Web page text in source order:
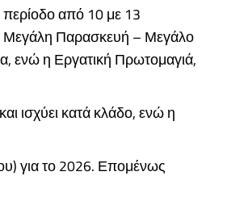
από 10 με 13
Μεγάλη Παρασκευή – Μεγάλο
ενώ η Εργατική Πρωτομαγιά,
ισχύει κατά κλάδο, ενώ η
για το 2026. Επομένως